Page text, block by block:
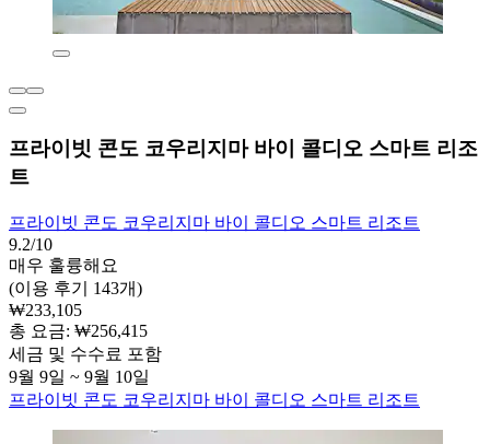
프라이빗 콘도 코우리지마 바이 콜디오 스마트 리조
트
프라이빗 콘도 코우리지마 바이 콜디오 스마트 리조트
9.2/10
매우 훌륭해요
(이용 후기 143개)
₩233,105
총 요금: ₩256,415
세금 및 수수료 포함
9월 9일 ~ 9월 10일
프라이빗 콘도 코우리지마 바이 콜디오 스마트 리조트